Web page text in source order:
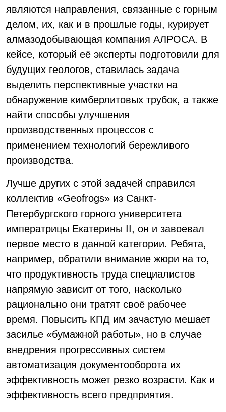
являются направления, связанные с горным
делом, их, как и в прошлые годы, курирует
алмазодобывающая компания АЛРОСА. В
кейсе, который её эксперты подготовили для
будущих геологов, ставилась задача
выделить перспективные участки на
обнаружение кимберлитовых трубок, а также
найти способы улучшения
производственных процессов с
применением технологий бережливого
производства.
Лучше других с этой задачей справился
коллектив «Geofrogs» из Санкт-
Петербургского горного университета
императрицы Екатерины II, он и завоевал
первое место в данной категории. Ребята,
например, обратили внимание жюри на то,
что продуктивность труда специалистов
напрямую зависит от того, насколько
рационально они тратят своё рабочее
время. Повысить КПД им зачастую мешает
засилье «бумажной работы», но в случае
внедрения прогрессивных систем
автоматизация документооборота их
эффективность может резко возрасти. Как и
эффективность всего предприятия.